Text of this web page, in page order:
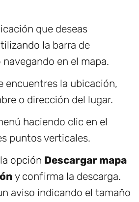
que deseas
la barra de
en el mapa.
encuentres la ubicación,
o dirección del lugar.
haciendo clic en el
puntos verticales.
opción Descargar mapa
y confirma la descarga.
aviso indicando el tamaño